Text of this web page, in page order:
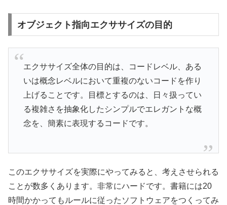
オブジェクト指向エクササイズの目的
エクササイズ全体の目的は、コードレベル、ある
いは概念レベルにおいて重複のないコードを作り
上げることです。目標とするのは、日々扱ってい
る複雑さを抽象化したシンプルでエレガントな概
念を、簡素に表現するコードです。
このエクササイズを実際にやってみると、考えさせられる
ことが数多くあります。非常にハードです。書籍には20
時間かかってもルールに従ったソフトウェアをつくってみ